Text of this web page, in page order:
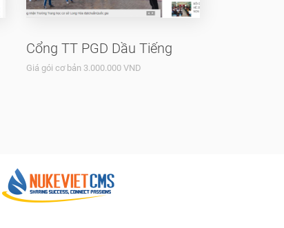
Cổng TT PGD Dầu Tiếng
Giá gói cơ bản 3.000.000 VND